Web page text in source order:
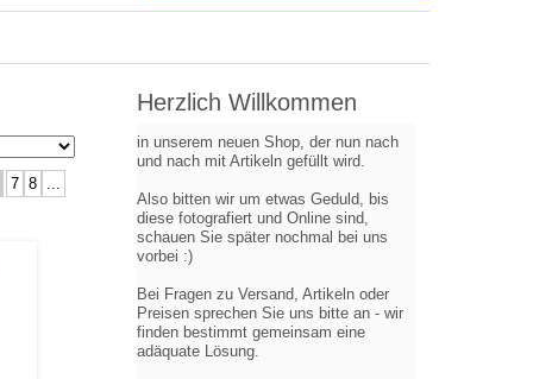
7 8 ...
Herzlich Willkommen
in unserem neuen Shop, der nun nach
und nach mit Artikeln gefüllt wird.
Also bitten wir um etwas Geduld, bis
diese fotografiert und Online sind,
schauen Sie später nochmal bei uns
vorbei :)
Bei Fragen zu Versand, Artikeln oder
Preisen sprechen Sie uns bitte an - wir
finden bestimmt gemeinsam eine
adäquate Lösung.